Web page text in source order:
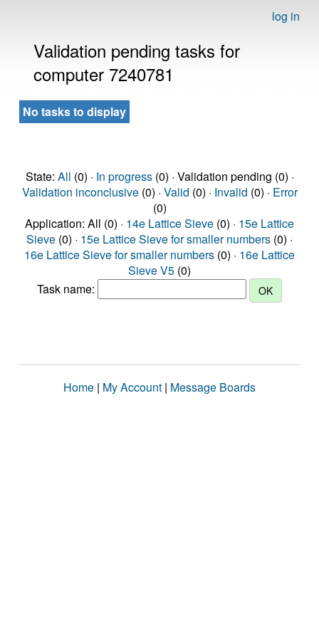
log in
Validation pending tasks for
computer 7240781
No tasks to display
State: All (0) · In progress(0) · Validation pending (0) ·
Validation inconclusive(0) · Valid (0) · Invalid (0) · Error
(0)
Application: All (0) · 14e Lattice Sieve (0) · 15e Lattice
Sieve (0) · 15e Lattice Sieve for smaller numbers (0) ·
16e Lattice Sieve for smaller numbers (0) · 16e Lattice
Sieve V5 (0)
Task name:
Home | My Account | Message Boards